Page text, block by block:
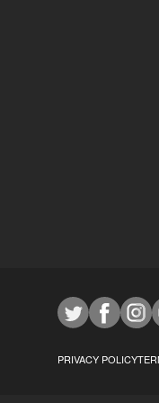
PRIVACY POLICY